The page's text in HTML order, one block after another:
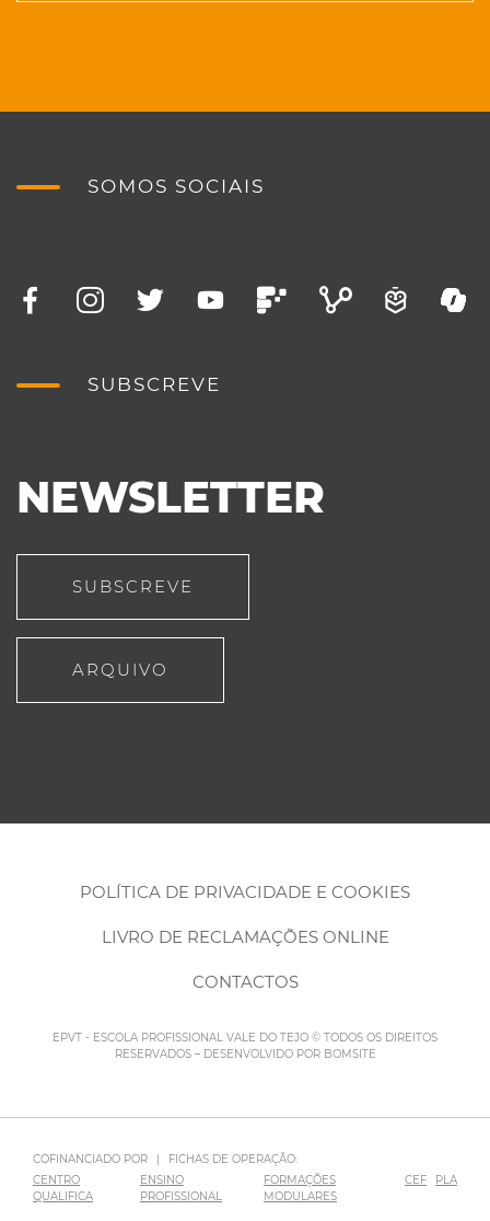
SOMOS SOCIAIS
SUBSCREVE
NEWSLETTER
SUBSCREVE
ARQUIVO
POLÍTICA DE PRIVACIDADE E COOKIES
LIVRO DE RECLAMAÇÕES ONLINE
CONTACTOS
EPVT - ESCOLA PROFISSIONAL VALE DO TEJO © TODOS OS DIREITOS
RESERVADOS – DESENVOLVIDO POR BOMSITE
COFINANCIADO POR |
FICHAS DE OPERAÇÃO:
CENTRO
QUALIFICA
ENSINO
PROFISSIONAL
FORMAÇÕES
MODULARES
CEF PLA